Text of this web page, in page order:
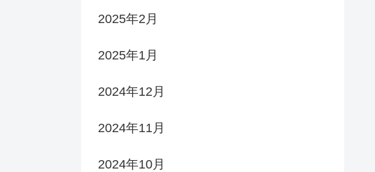
2025年2月
2025年1月
2024年12月
2024年11月
2024年10月